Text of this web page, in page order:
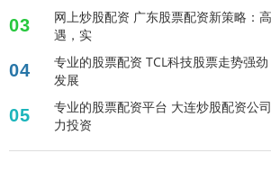
03
网上炒股配资 广东股票配资新策略：
遇，实
04
专业的股票配资 TCL科技股票走势强
发展
05
专业的股票配资平台 大连炒股配资公
力投资